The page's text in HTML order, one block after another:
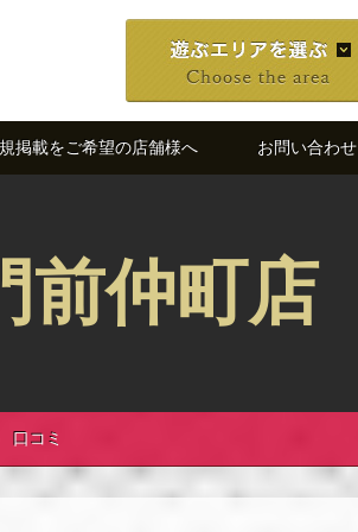
掲載をご希望の店舗様へ お問い合わせ
前仲町店
口コミ